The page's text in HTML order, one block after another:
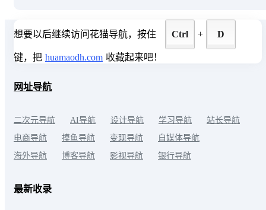
想要以后继续访问花猫导航，按住 Ctrl + D
键，把 huamaodh.com 收藏起来吧！
网址导航
二次元导航 AI导航 设计导航 学习导航
站长导航
电商导航
摸鱼导航 变现导航
自媒体导航
海外导航
博客导航 影视导航 银行导航
最新收录